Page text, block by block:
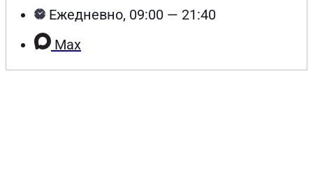
Ежедневно, 09:00 — 21:40
Max